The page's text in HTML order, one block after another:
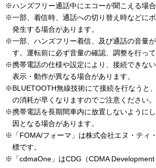
※ハンズフリー通話中にエコーが聞こえる場合
※一部、着信時、通話への切り替え時などに
発生する場合があります。
※一部、ハンズフリー着信、及び通話の音量
す。運転前に必ず音量の確認、調整を行って
※携帯電話の仕様や設定により、接続できな
表示・動作が異なる場合があります。
※BLUETOOTH無線技術にて接続を行なうと
の消耗が早くなりますのでご注意ください。
※携帯電話を長期間車内に放置しないように
因となる場合があります。
※「FOMA/フォーマ」は株式会社エヌ・ティ
標です。
※「cdmaOne」はCDG（CDMA